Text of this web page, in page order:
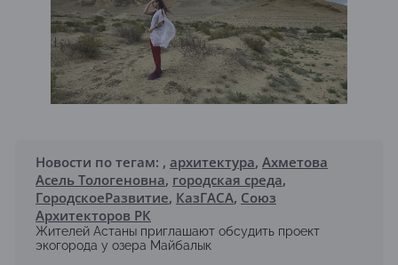
Новости по тегам: , архитектура, Ахметова
Асель Тологеновна, городская среда,
ГородскоеРазвитие, КазГАСА, Союз
Архитекторов РК
Жителей Астаны приглашают обсудить проект
экогорода у озера Майбалык